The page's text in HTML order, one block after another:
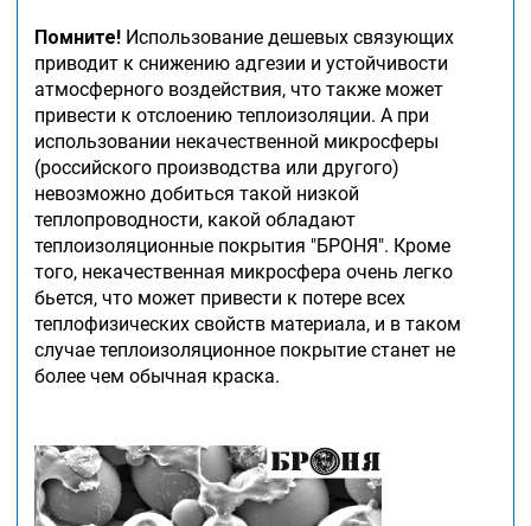
Помните! Использование дешевых связующих
приводит к снижению адгезии и устойчивости
атмосферного воздействия, что также может
привести к отслоению теплоизоляции. А при
использовании некачественной микросферы
(российского производства или другого)
невозможно добиться такой низкой
теплопроводности, какой обладают
теплоизоляционные покрытия "БРОНЯ". Кроме
того, некачественная микросфера очень легко
бьется, что может привести к потере всех
теплофизических свойств материала, и в таком
случае теплоизоляционное покрытие станет не
более чем обычная краска.